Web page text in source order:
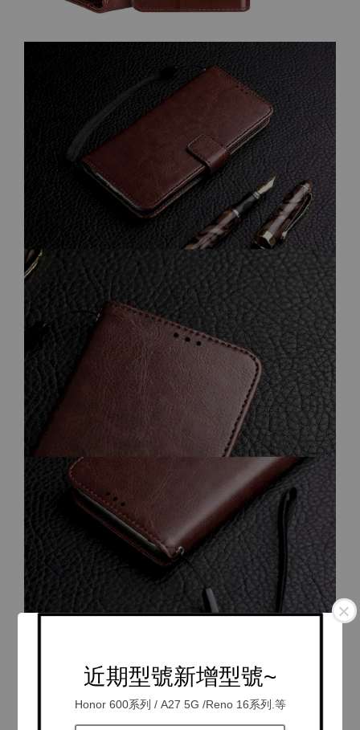
近期型號新增型號~
Honor 600系列 / A27 5G /Reno 16系列.等